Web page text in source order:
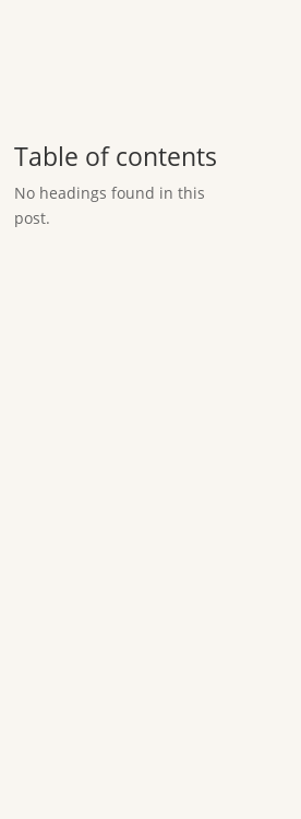
Table of contents
No headings found in this
post.